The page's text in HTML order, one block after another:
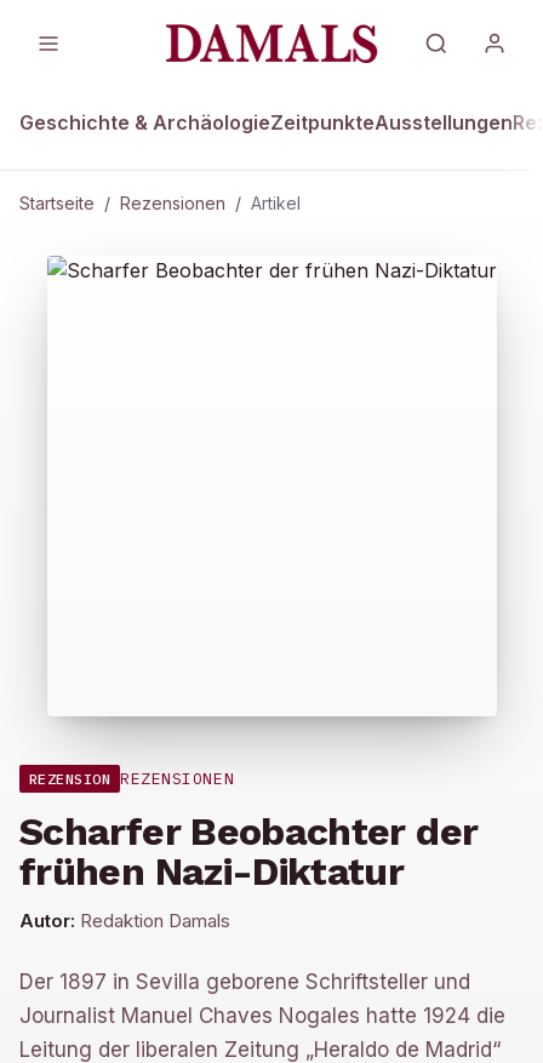
Geschichte & ArchäologieZeitpunkteAusstellungen
Startseite / Rezensionen / Artikel
REZENSION REZENSIONEN
Scharfer Beobachter der
frühen Nazi-Diktatur
Autor: Redaktion Damals
Der 1897 in Sevilla geborene Schriftsteller und
Journalist Manuel Chaves Nogales hatte 1924 die
Leitung der liberalen Zeitung „Heraldo de Madrid“